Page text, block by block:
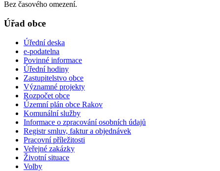
Bez časového omezení.
Úřad obce
Úřední deska
e-podatelna
Povinné informace
Úřední hodiny
Zastupitelstvo obce
Významné projekty
Rozpočet obce
Územní plán obce Rakov
Komunální služby
Informace o zpracování osobních údajů
Registr smluv, faktur a objednávek
Pracovní příležitosti
Veřejné zakázky
Životní situace
Volby